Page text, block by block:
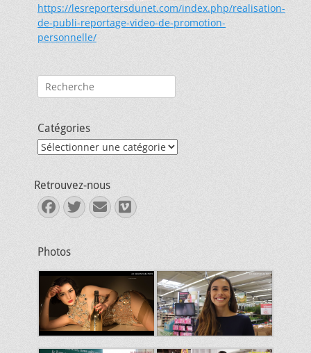
https://lesreportersdunet.com/index.php/realisation-
de-publi-reportage-video-de-promotion-
personnelle/
Rechercher :
Catégories
Catégories
Retrouvez-nous
Facebook
Twitter
E-
mail
Vimeo
Photos